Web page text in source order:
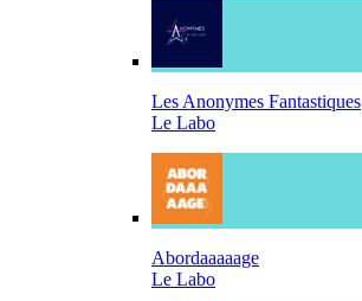
Les Anonymes Fantastiques
Le Labo
Abordaaaaage
Le Labo